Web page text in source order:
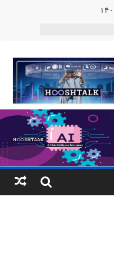
هوش مصنوعی با لهجه
ربات «Aru» محصول شرکت فرانسوی Nio